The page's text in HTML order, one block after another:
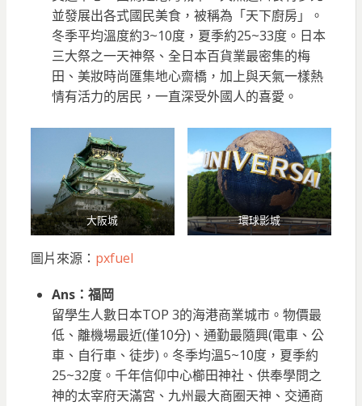
並發展出各式國民美食，被稱為「天下廚房」。
冬季平均溫度約3~10度，夏季約25~33度。日本
三大祭之一天神祭、全日本百貨業最密集的梅
田、美妝時尚匯集地心齋橋，加上與天氣一樣熱
情有活力的居民，一直深受外國人的喜愛。
大阪城 環球影城
圖片來源： pxfuel
Ans：福岡
留學生人數日本TOP 3的海港商業城市。物價最
低、離機場最近(僅10分)、通勤最隨興(電車、公
車、自行車、徒步)。冬季均溫5~10度，夏季約
25~32度。千年信仰中心櫛田神社、供奉學問之
神的太宰府天滿宮、九州最大商圈天神、交通商